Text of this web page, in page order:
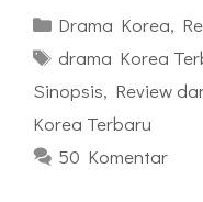
Kategori
Drama Korea,
Tag
drama Korea
Sinopsis, Review
Korea Terbaru
50 Komentar